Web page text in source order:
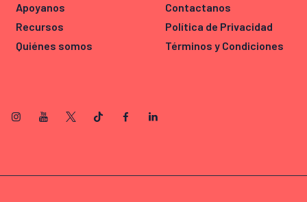
Apoyanos
Recursos
Quiénes somos
Contactanos
Política de Privacidad
Términos y Condiciones